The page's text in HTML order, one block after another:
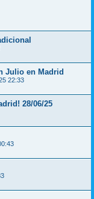
Julio en Madrid
22:33
28/06/25